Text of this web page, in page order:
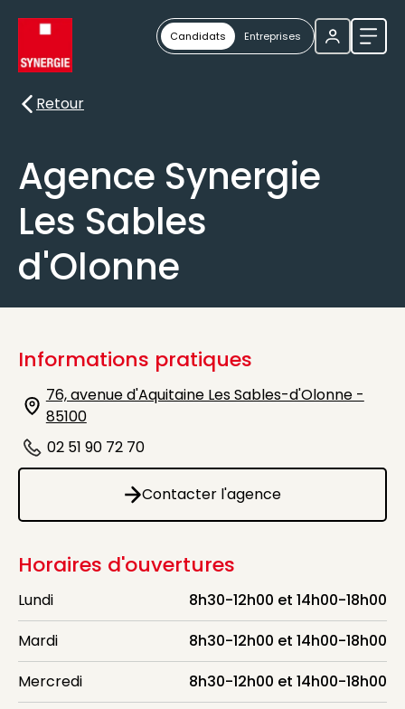
Candidats Entreprises
Retour
Retour
Agence Synergie
Les Sables
d'Olonne
Informations pratiques
Icône d'illustration
76, avenue d'Aquitaine Les Sables-d'Olonne -
85100
Icône d'illustration
02 51 90 72 70
Contacter l'agence
Contacter l'agence
Horaires d'ouvertures
Lundi
8h30-12h00 et 14h00-18h00
Mardi
8h30-12h00 et 14h00-18h00
Mercredi
8h30-12h00 et 14h00-18h00